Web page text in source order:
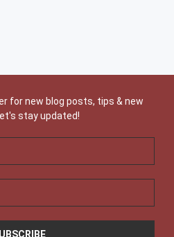
for new blog posts, tips & new
stay updated!